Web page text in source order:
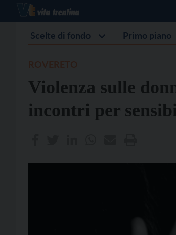
Scelte di fondo Primo piano
Violenza sulle
incontri per